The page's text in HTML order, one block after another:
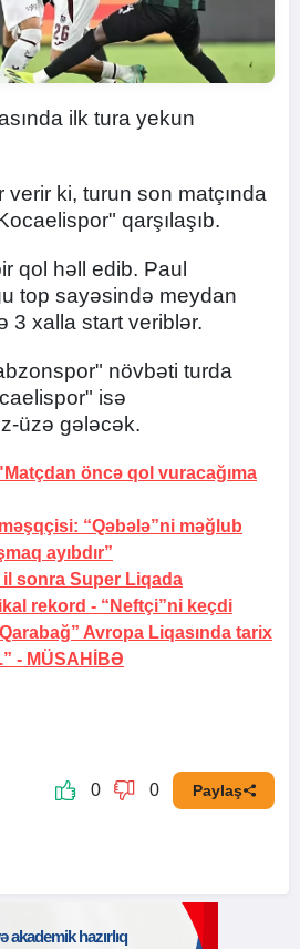
ilk tura yekun
verir ki, turun son matçında
qarşılaşıb.
qol həll edib. Paul
top sayəsində meydan
3 xalla start veriblər.
növbəti turda
isə
üzə gələcək.
öncə qol vuracağıma
“Qəbələ”ni məğlub
ayıbdır”
sonra Super Liqada
rekord - “Neftçi”ni keçdi
Avropa Liqasında tarix
- MÜSAHİBƏ
0 0 Paylaş